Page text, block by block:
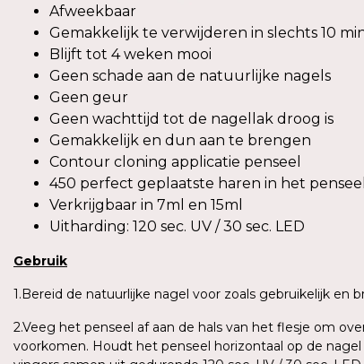
Afweekbaar
Gemakkelijk te verwijderen in slechts 10
Blijft tot 4 weken mooi
Geen schade aan de natuurlijke nagels
Geen geur
Geen wachttijd tot de nagellak droog is
Gemakkelijk en dun aan te brengen
Contour cloning applicatie penseel
450 perfect geplaatste haren in het penseel
Verkrijgbaar in 7ml en 15ml
Uitharding: 120 sec. UV / 30 sec. LED
Gebruik
1.Bereid de natuurlijke nagel voor zoals gebruikelijk en
2.Veeg het penseel af aan de hals van het flesje om
voorkomen. Houdt het penseel horizontaal op de